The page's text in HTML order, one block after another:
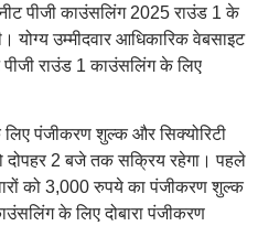
पीजी काउंसलिंग 2025 राउंड 1 के
योग्य उम्मीदवार आधिकारिक वेबसाइट
राउंड 1 काउंसलिंग के लिए
पंजीकरण शुल्क और सिक्योरिटी
दोपहर 2 बजे तक सक्रिय रहेगा। पहले
को 3,000 रुपये का पंजीकरण शुल्क
के लिए दोबारा पंजीकरण